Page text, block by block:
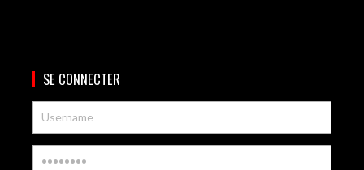
SE CONNECTER